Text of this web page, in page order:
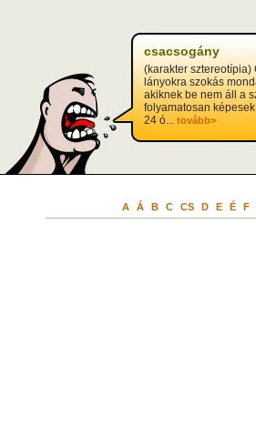
csacsogány
(karakter sztereotípia)
lányokra szokás
akiknek be nem áll a
folyamatosan
24 ó... tovább>
A Á B C CS D E É F